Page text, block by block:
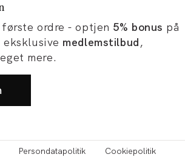
ordre - optjen 5% bonus på
medlemstilbud,
mere.
Persondatapolitik Cookiepolitik